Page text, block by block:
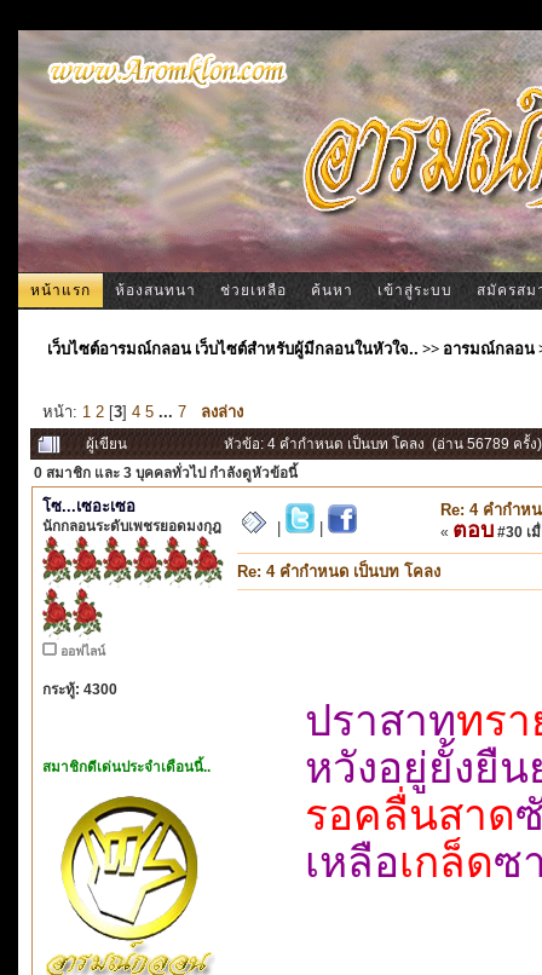
หน้าแรก ห้องสนทนา ช่วยเหลือ ค้นหา เข้าสู่ระบบ สมัครสม
เว็บไซต์อารมณ์กลอน เว็บไซต์สำหรับผู้มีกลอนในหัวใจ.. >> อารมณ์กลอน
หน้า: 1 2 [3] 4 5 ... 7 ลงล่าง
ผู้เขียน
หัวข้อ: 4 คำกำหนด เป็นบท โคลง (อ่าน 56789 ครั้ง)
0 สมาชิก และ 3 บุคคลทั่วไป กำลังดูหัวข้อนี้
โซ...เซอะเซอ
นักกลอนระดับเพชรยอดมงกุฎ
ออฟไลน์
กระทู้: 4300
สมาชิกดีเด่นประจำเดือนนี้..
Re: 4 คำกำห
« ตอบ #30 เ
Re: 4 คำกำหนด เป็นบท โคลง
ปราสาททรา
หวังอยู่ยั้ง
รอคลื่นสาด
เหลือเกล็ดซ